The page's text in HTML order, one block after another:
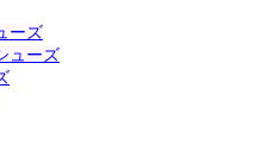
ーズ
ューズ